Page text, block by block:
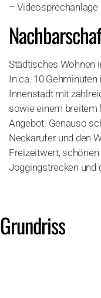
– Videosprechanlage
Städtisches Wohnen
In ca. 10
Innenstadt mit
sowie einem breitem
Angebot. Genauso
Neckarufer und den
Freizeitwert, schönen
Joggingstrecken und
Grundriss